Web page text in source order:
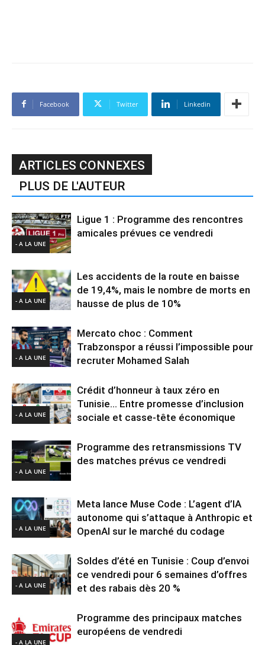
Facebook Twitter Linkedin
ARTICLES CONNEXES
PLUS DE L'AUTEUR
- A LA UNE
Ligue 1 : Programme des rencontres
amicales prévues ce vendredi
- A LA UNE
Les accidents de la route en baisse
de 19,4%, mais le nombre de morts en
hausse de plus de 10%
- A LA UNE
Mercato choc : Comment
Trabzonspor a réussi l’impossible pour
recruter Mohamed Salah
- A LA UNE
Crédit d’honneur à taux zéro en
Tunisie… Entre promesse d’inclusion
sociale et casse-tête économique
- A LA UNE
Programme des retransmissions TV
des matches prévus ce vendredi
- A LA UNE
Meta lance Muse Code : L’agent d’IA
autonome qui s’attaque à Anthropic et
OpenAI sur le marché du codage
- A LA UNE
Soldes d’été en Tunisie : Coup d’envoi
ce vendredi pour 6 semaines d’offres
et des rabais dès 20 %
- A LA UNE
Programme des principaux matches
européens de vendredi